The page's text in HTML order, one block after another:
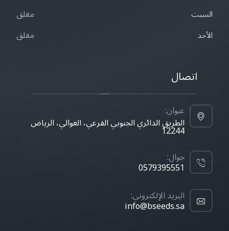
السبت مغلق
الأحد مغلق
اتصال
عنوان:
الطريق الدائري الجنوبي الفرعي، العوالي، الرياض
12244
جوال:
0579395551
البريد الإلكتروني:
info@bseeds.sa